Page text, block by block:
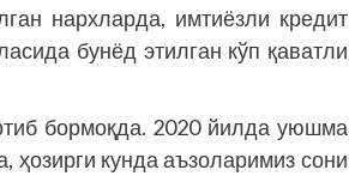
нархларда, имтиёзли кредит
бунёд этилган кўп қаватли
бормоқда. 2020 йилда уюшма
ҳозирги кунда аъзоларимиз сони